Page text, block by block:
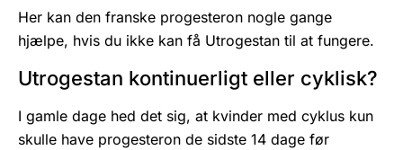
Her kan den franske progesteron nogle gange
hjælpe, hvis du ikke kan få Utrogestan til at fungere.
Utrogestan kontinuerligt eller cyklisk?
I gamle dage hed det sig, at kvinder med cyklus kun
skulle have progesteron de sidste 14 dage før